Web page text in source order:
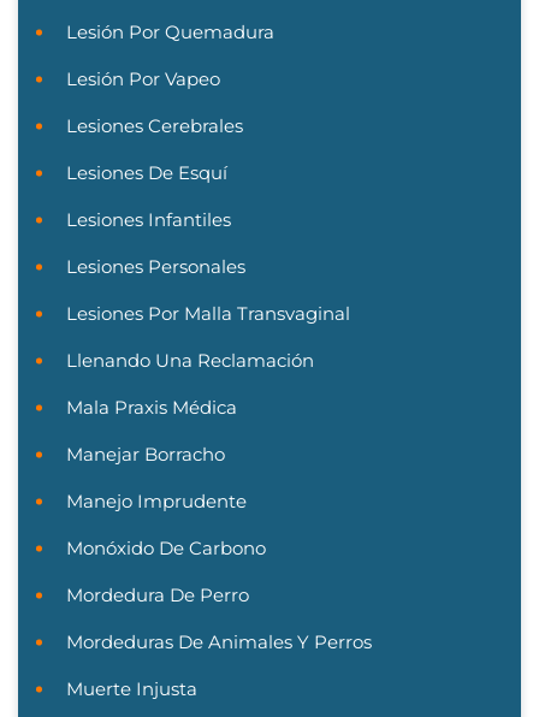
Lesión Por Quemadura
Lesión Por Vapeo
Lesiones Cerebrales
Lesiones De Esquí
Lesiones Infantiles
Lesiones Personales
Lesiones Por Malla Transvaginal
Llenando Una Reclamación
Mala Praxis Médica
Manejar Borracho
Manejo Imprudente
Monóxido De Carbono
Mordedura De Perro
Mordeduras De Animales Y Perros
Muerte Injusta